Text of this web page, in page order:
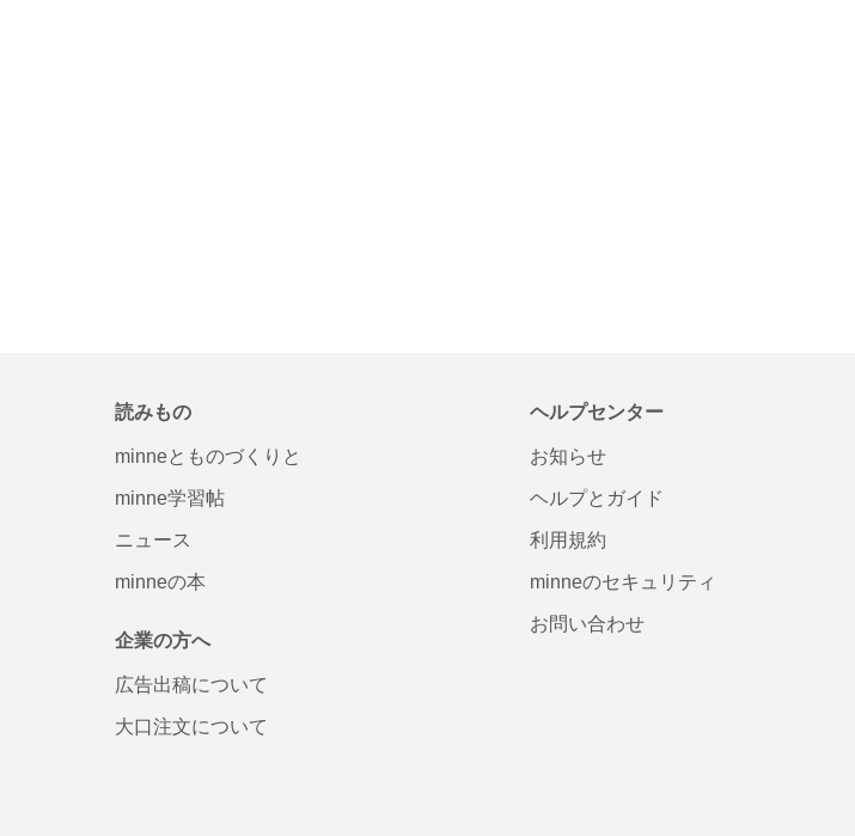
読みもの
minneとものづくりと
minne学習帖
ニュース
minneの本
企業の方へ
広告出稿について
大口注文について
ヘルプセンター
お知らせ
ヘルプとガイド
利用規約
minneのセキュリティ
お問い合わせ